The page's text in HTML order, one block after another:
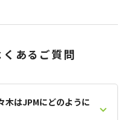
あるご質問
木はJPMにどのように